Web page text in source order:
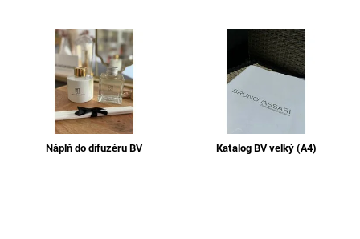
Náplň do difuzéru BV Katalog BV velký (A4)